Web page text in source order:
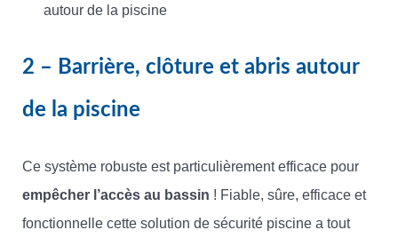
autour de la piscine
2 – Barrière, clôture et abris autour
de la piscine
Ce système robuste est particulièrement efficace pour
empêcher l’accès au bassin ! Fiable, sûre, efficace et
fonctionnelle cette solution de sécurité piscine a tout